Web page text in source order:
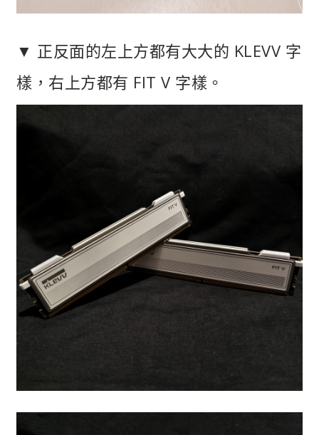
▼ 正反面的左上方都有大大的 KLEVV 字
樣，右上方都有 FIT V 字樣。